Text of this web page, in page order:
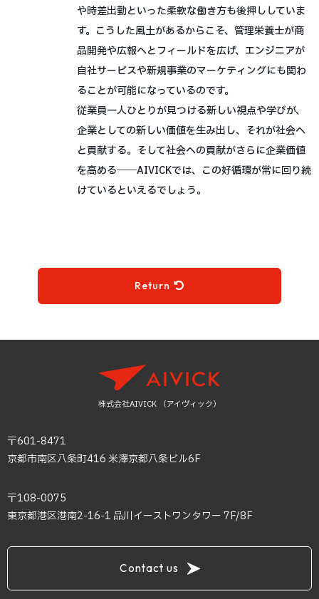
や時差出勤といった柔軟な働き方も後押ししていま
す。こうした風土があるからこそ、管理栄養士が商
品開発や広報へとフィールドを広げ、エンジニアが
自社サービスや新規事業のマーケティングにも関わ
ることが可能になっているのです。
従業員一人ひとりが見つける新しい視点や学びが、
企業としての新しい価値を生み出し、それが社会へ
と貢献する。そして社会への貢献がさらに企業価値
を高める――AIVICKでは、この好循環が常に回り続
けているといえるでしょう。
Return
株式会社AIVICK （アイヴィック）
〒601-8471
京都市南区八条町416 米澤京都八条ビル6F
〒108-0075
東京都港区港南2-16-1 品川イーストワンタワー 7F/8F
Contact us